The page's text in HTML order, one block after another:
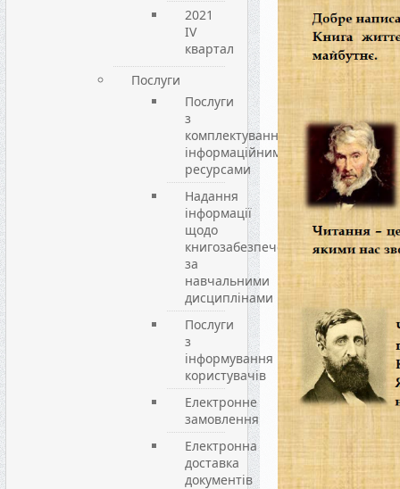
2021
IV
квартал
Послуги
Послуги
з
комплектування
інформаційними
ресурсами
Надання
інформації
щодо
книгозабезпечення
за
навчальними
дисциплінами
Послуги
з
інформування
користувачів
Електронне
замовлення
Електронна
доставка
документів